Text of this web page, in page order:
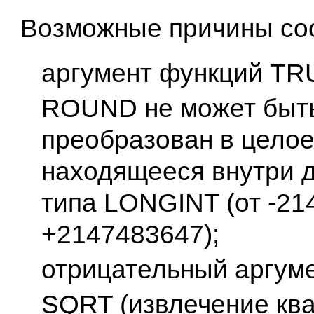
Возможные причины
аргумент функций
ROUND не может
преобразован в
находящееся внутри
типа LONGINT (от -
+2147483647);
отрицательный
SQRT (извлечение